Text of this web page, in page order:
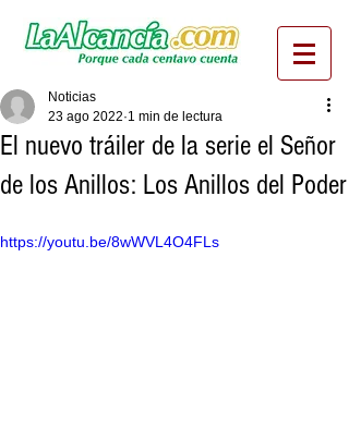
El nuevo tráiler de la serie el Señor
de los Anillos: Los Anillos del Poder
Noticias
23 ago 2022 1 min de lectura
https://youtu.be/8wWVL4O4FLs